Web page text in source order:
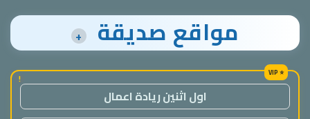
مواقع صديقة +
!
اول اثنين ريادة اعمال